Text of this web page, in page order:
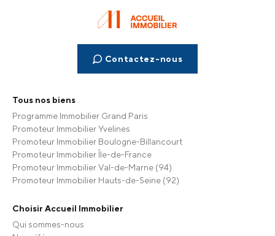
Tous nos biens
Programme Immobilier Grand Paris
Promoteur Immobilier Yvelines
Promoteur Immobilier Boulogne-Billancourt
Promoteur Immobilier Île-de-France
Promoteur Immobilier Val-de-Marne (94)
Promoteur Immobilier Hauts-de-Seine (92)
Choisir Accueil Immobilier
Qui sommes-nous
Contactez-nous